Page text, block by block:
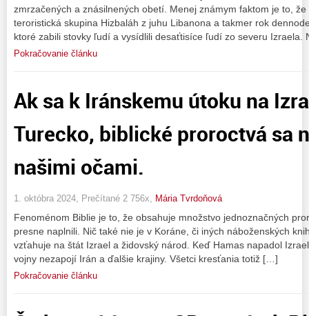
zmrzačených a znásilnených obetí. Menej známym faktom je to,
teroristická skupina Hizbaláh z juhu Libanona a takmer rok
ktoré zabili stovky ľudí a vysídlili desaťtisíce ľudí zo severu Izraela.
Pokračovanie článku
Ak sa k Iránskemu útoku na
Turecko, biblické proroctvá sa
našimi očami.
1. októbra 2024, Prečítané 2 756x, Mária Tvrdoňová
Fenoménom Biblie je to, že obsahuje množstvo jednoznačných
presne naplnili. Nič také nie je v Koráne, či iných náboženských
vzťahuje na štát Izrael a židovský národ. Keď Hamas napadol
vojny nezapojí Irán a ďalšie krajiny. Všetci kresťania totiž […]
Pokračovanie článku